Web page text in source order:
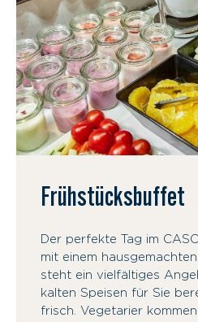
Frühstücksbuffet
Der perfekte Tag im
mit einem
steht ein vielfältiges
kalten Speisen für Sie
frisch. Vegetarier